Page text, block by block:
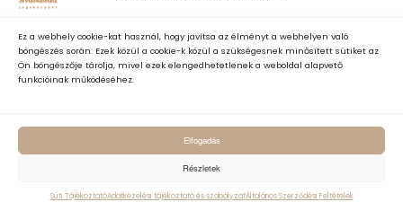
Ez a webhely cookie-kat használ, hogy javítsa az élményt a webhelyen való
böngészés során. Ezek közül a cookie-k közül a szükségesnek minősített sütiket az
Ön böngészője tárolja, mivel ezek elengedhetetlenek a weboldal alapvető
funkcióinak működéséhez.
Elfogadás
Részletek
Süti TájékoztatóAdatkezelési tájékoztató és szabályzatÁltalános Szerződési Feltételek
A Kapálabháti krijá